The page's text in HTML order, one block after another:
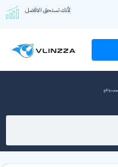
لأنك تستحق الافضل
مواقع